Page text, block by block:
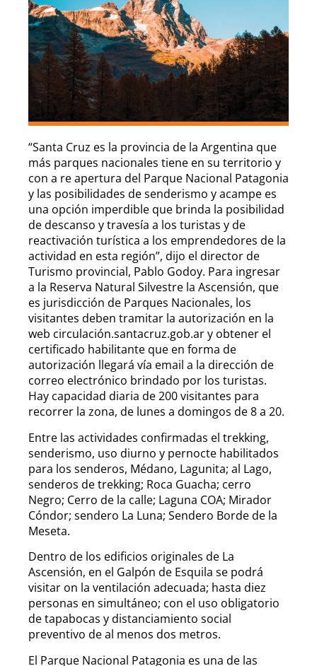
“Santa Cruz es la provincia de la Argentina que
más parques nacionales tiene en su territorio y
con a re apertura del Parque Nacional Patagonia
y las posibilidades de senderismo y acampe es
una opción imperdible que brinda la posibilidad
de descanso y travesía a los turistas y de
reactivación turística a los emprendedores de la
actividad en esta región”, dijo el director de
Turismo provincial, Pablo Godoy. Para ingresar
a la Reserva Natural Silvestre la Ascensión, que
es jurisdicción de Parques Nacionales, los
visitantes deben tramitar la autorización en la
web circulación.santacruz.gob.ar y obtener el
certificado habilitante que en forma de
autorización llegará vía email a la dirección de
correo electrónico brindado por los turistas.
Hay capacidad diaria de 200 visitantes para
recorrer la zona, de lunes a domingos de 8 a 20.
Entre las actividades confirmadas el trekking,
senderismo, uso diurno y pernocte habilitados
para los senderos, Médano, Lagunita; al Lago,
senderos de trekking; Roca Guacha; cerro
Negro; Cerro de la calle; Laguna COA; Mirador
Cóndor; sendero La Luna; Sendero Borde de la
Meseta.
Dentro de los edificios originales de La
Ascensión, en el Galpón de Esquila se podrá
visitar on la ventilación adecuada; hasta diez
personas en simultáneo; con el uso obligatorio
de tapabocas y distanciamiento social
preventivo de al menos dos metros.
El Parque Nacional Patagonia es una de las